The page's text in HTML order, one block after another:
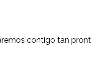
contigo tan